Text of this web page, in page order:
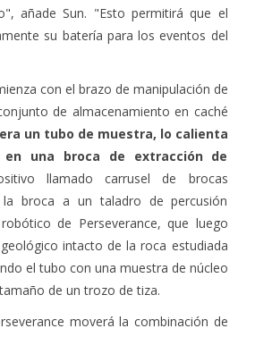
añade Sun. "Esto permitirá que el
su batería para los eventos del
con el brazo de manipulación de
de almacenamiento en caché
un tubo de muestra, lo calienta
una broca de extracción de
llamado carrusel de brocas
broca a un taladro de percusión
de Perseverance, que luego
intacto de la roca estudiada
el tubo con una muestra de núcleo
de un trozo de tiza.
moverá la combinación de